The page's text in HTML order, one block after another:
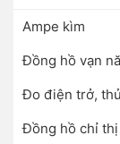
Ampe kìm
Đồng hồ vạn
Đo điện trở,
Đồng hồ chỉ